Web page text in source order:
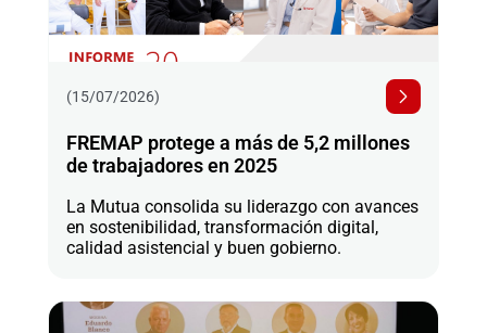
(15/07/2026)
FREMAP protege a más de 5,2 millones
de trabajadores en 2025
La Mutua consolida su liderazgo con avances
en sostenibilidad, transformación digital,
calidad asistencial y buen gobierno.